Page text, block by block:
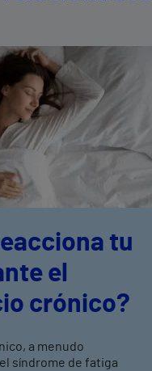
tu
el
crónico?
a menudo
síndrome de fatiga